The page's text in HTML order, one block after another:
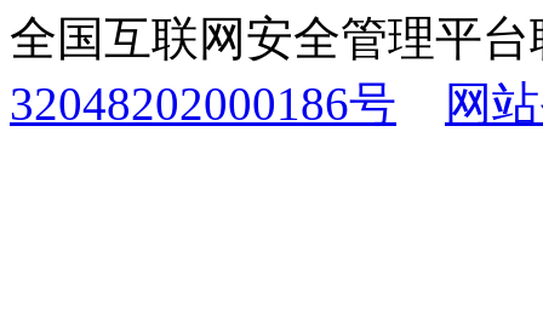
全国互联网安全管理平
32048202000186号
网